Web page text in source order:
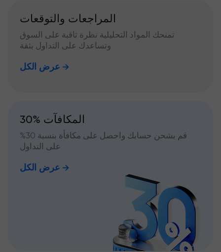
المراجعات والتوقعات
تمنحك المواد التحليلية نظرة ثاقبة على السوق
وتساعدك على التداول بثقة
عرض الكل
30% المكافآت
قم بشحن حسابك واحصل على مكافأة بنسبة 30%
على التداول
عرض الكل